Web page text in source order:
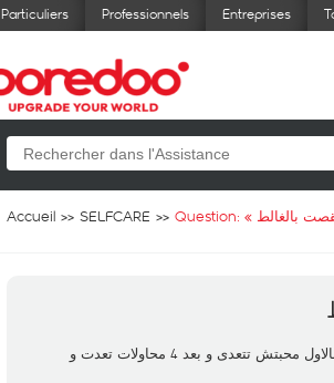
Particuliers Professionnels Entreprises
Accueil SELFCARE Question: « بالغالط
صباح النور عندي مشكل جيت باش نقص فورفاي 200G مالاول محبتش تتعدى و بعد 4 محاولات تعدت و